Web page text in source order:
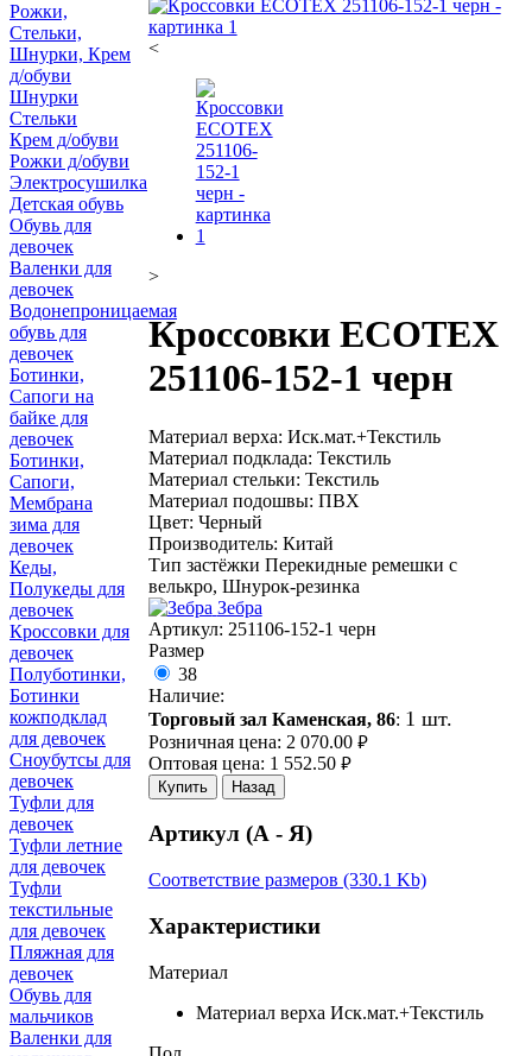
<
>
Кроссовки ECOTEX
251106-152-1 черн
Материал верха: Иск.мат.+Текстиль
Материал подклада: Текстиль
Материал стельки: Текстиль
Материал подошвы: ПВХ
Цвет: Черный
Производитель: Китай
Тип застёжки Перекидные ремешки с
велькро, Шнурок-резинка
Зебра
Артикул: 251106-152-1 черн
Размер
38
Наличие:
Торговый зал Каменская, 86: 1 шт.
Розничная цена: 2 070.00 руб.
Оптовая цена: 1 552.50 руб.
Купить Назад
Артикул (А - Я)
Соответствие размеров (330.1 Kb)
Характеристики
Материал
Материал верха Иск.мат.+Текстиль
Рожки,
Стельки,
Шнурки, Крем
д/обуви
Шнурки
Стельки
Крем д/обуви
Рожки д/обуви
Электросушилка
Детская обувь
Обувь для
девочек
Валенки для
девочек
Водонепроницаемая
обувь для
девочек
Ботинки,
Сапоги на
байке для
девочек
Ботинки,
Сапоги,
Мембрана
зима для
девочек
Кеды,
Полукеды для
девочек
Кроссовки для
девочек
Полуботинки,
Ботинки
кожподклад
для девочек
Сноубутсы для
девочек
Туфли для
девочек
Туфли летние
для девочек
Туфли
текстильные
для девочек
Пляжная для
девочек
Обувь для
мальчиков
Валенки для